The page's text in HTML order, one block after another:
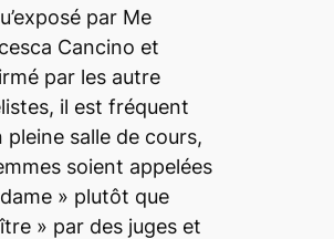
par Me
Cancino et
par les autre
il est fréquent
pleine salle de cours,
soient appelées
» plutôt que
» par des juges et